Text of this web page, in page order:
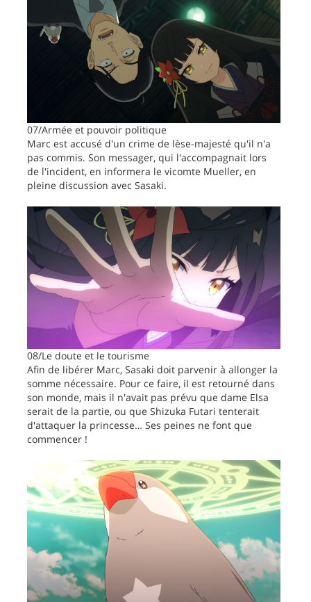
07/Armée et pouvoir politique
Marc est accusé d'un crime de lèse-majesté qu'il n'a
pas commis. Son messager, qui l'accompagnait lors
de l'incident, en informera le vicomte Mueller, en
pleine discussion avec Sasaki.
08/Le doute et le tourisme
Afin de libérer Marc, Sasaki doit parvenir à allonger la
somme nécessaire. Pour ce faire, il est retourné dans
son monde, mais il n'avait pas prévu que dame Elsa
serait de la partie, ou que Shizuka Futari tenterait
d'attaquer la princesse… Ses peines ne font que
commencer !